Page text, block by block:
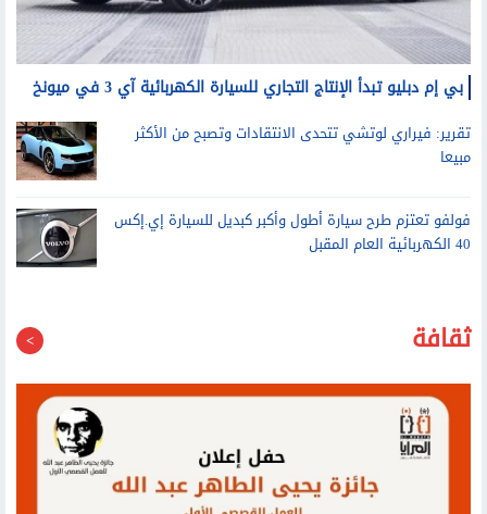
بي إم دبليو تبدأ الإنتاج التجاري للسيارة الكهربائية آي 3 في ميونخ
تقرير: فيراري لوتشي تتحدى الانتقادات وتصبح من الأكثر
مبيعا
40 الكهربائية العام المقبل